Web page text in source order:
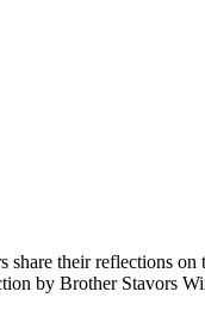
their reflections
by Brother Stavors